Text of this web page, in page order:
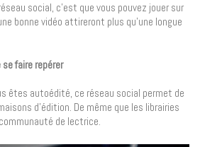
social, c’est que vous pouvez jouer sur
bonne vidéo attireront plus qu’une longue
faire repérer
êtes autoédité, ce réseau social permet de
d’édition. De même que les librairies
de lectrice.